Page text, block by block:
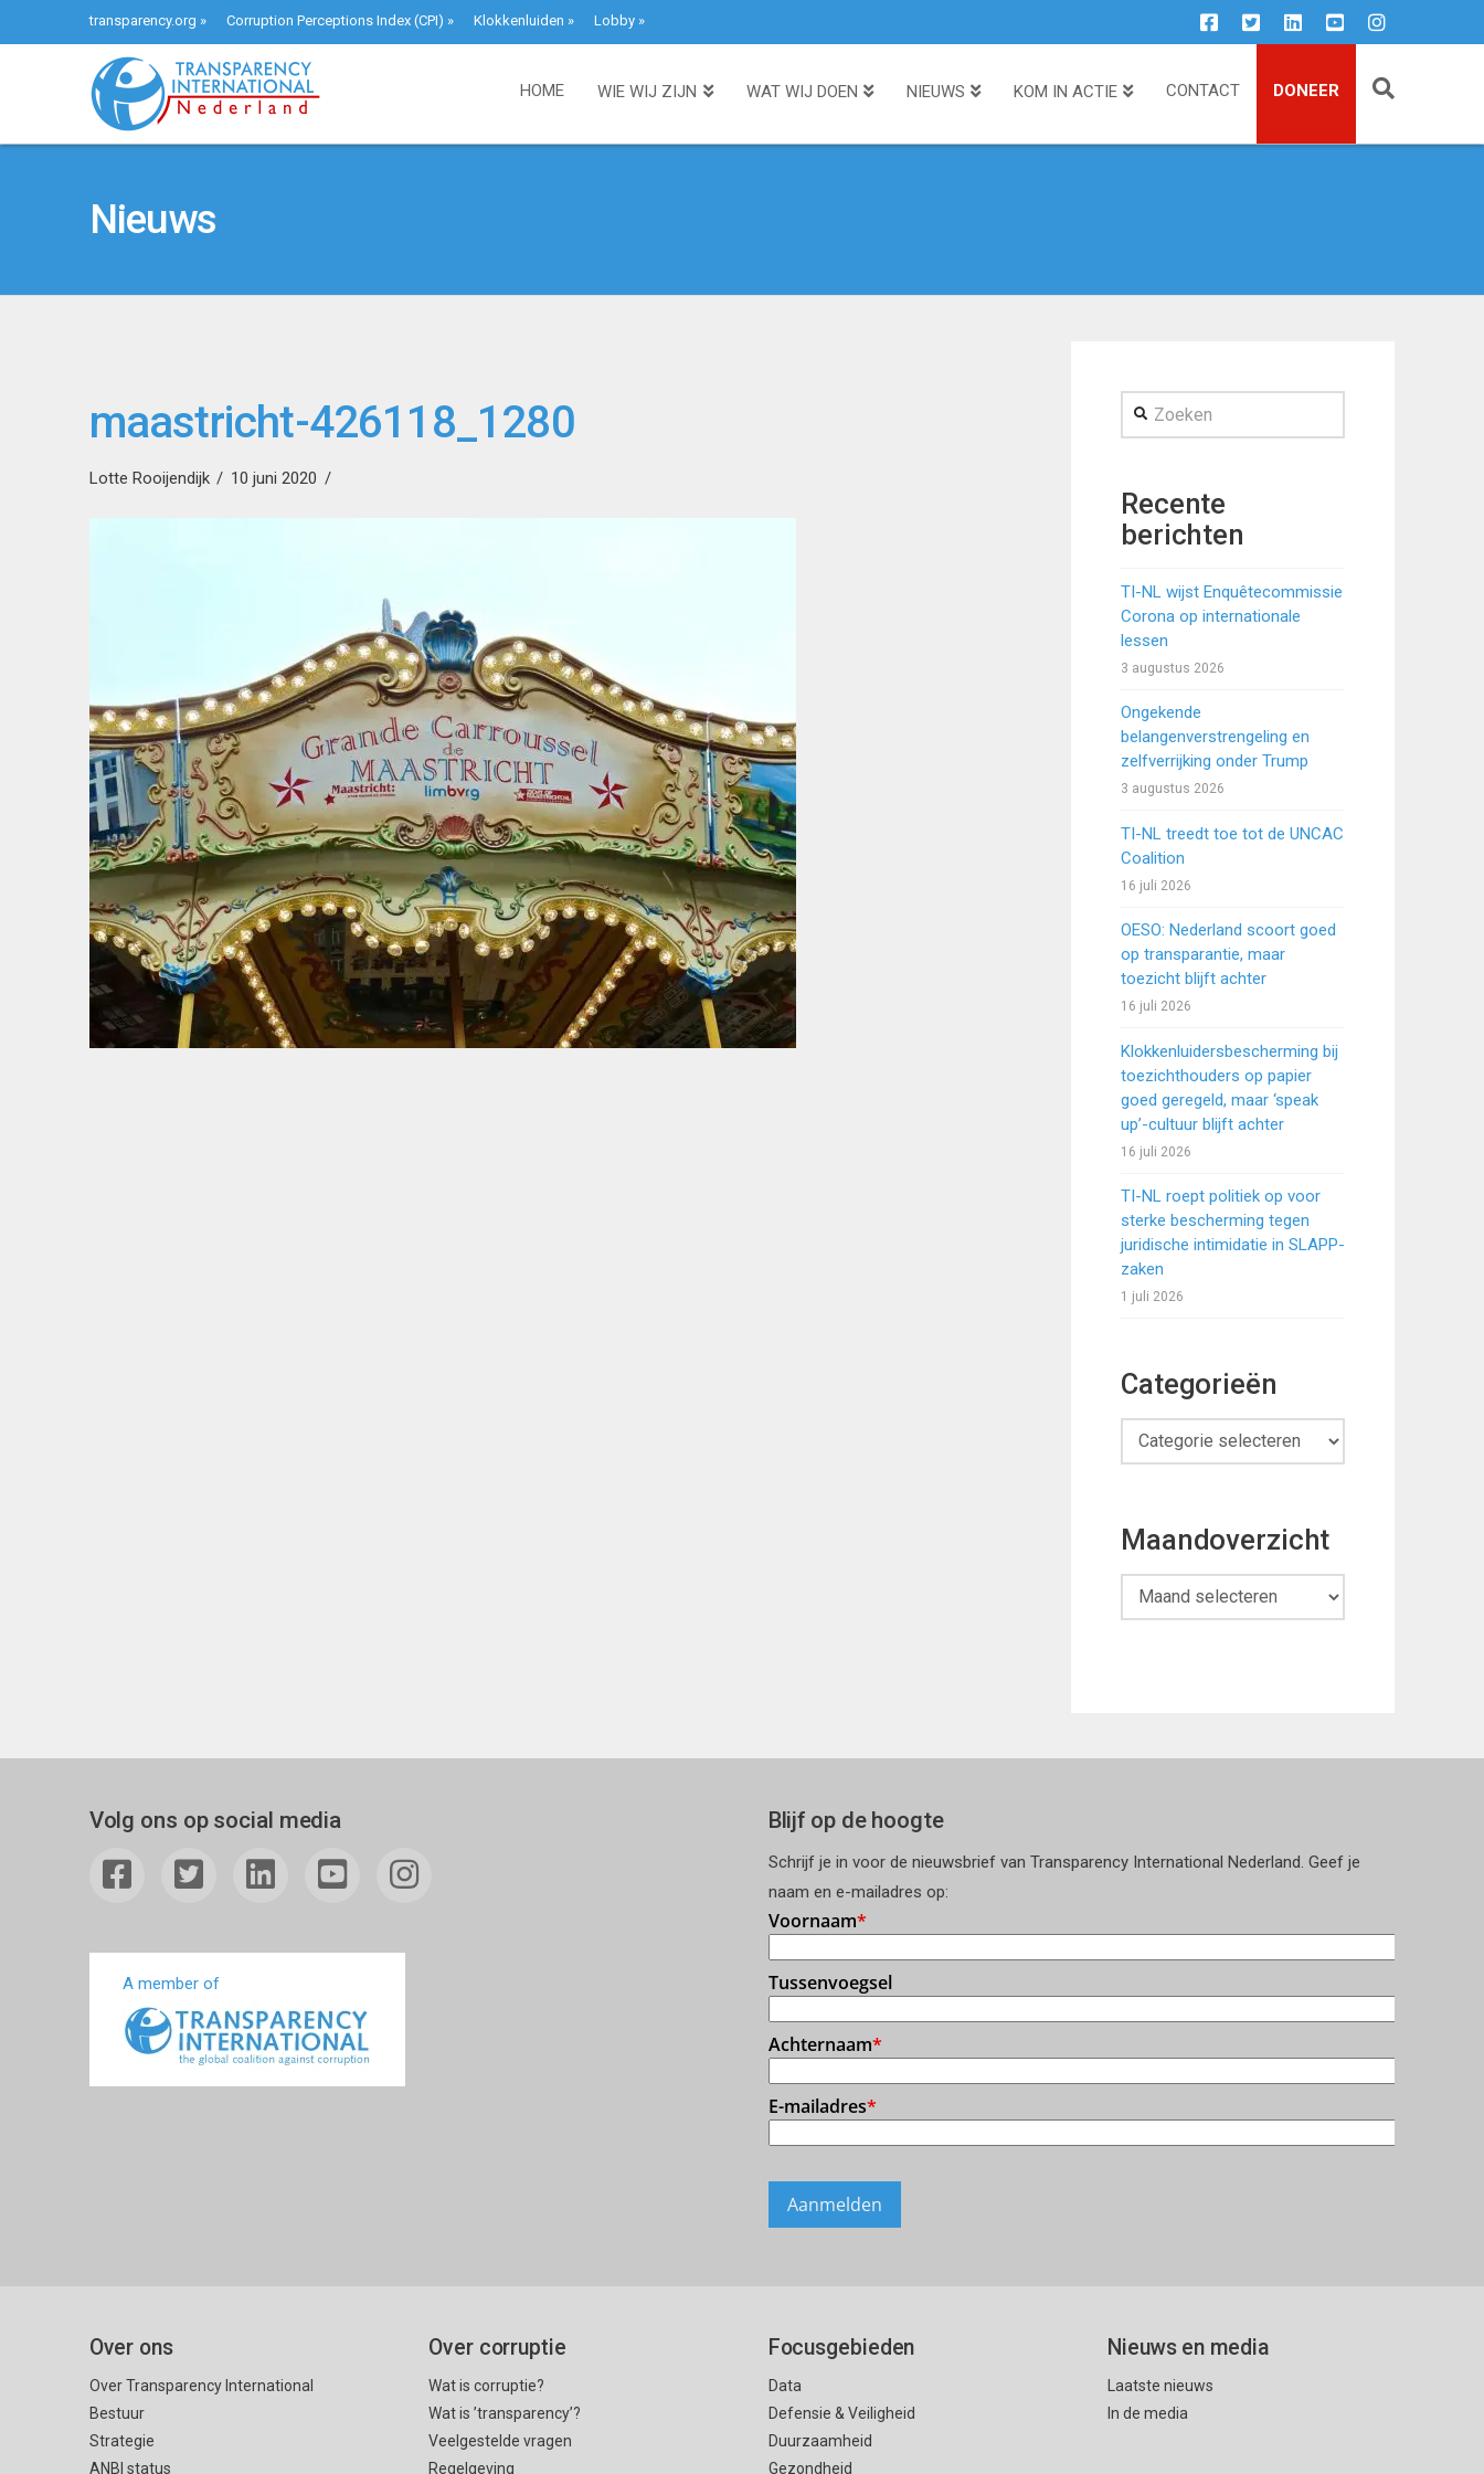
transparency.org » Corruption Perceptions Index (CPI) » Klokkenluiden » Lobby»
HOME WIE WIJ ZIJN WAT WIJ DOEN NIEUWS KOM IN ACTIE CONTACT DONEER
Nieuws
maastricht-426118_1280
Lotte Rooijendijk 10 juni 2020
Zoeken
Recente
berichten
TI-NL wijst Enquêtecommissie
Corona op internationale
lessen
3 augustus 2026
Ongekende
belangenverstrengeling en
zelfverrijking onder Trump
3 augustus 2026
TI-NL treedt toe tot de UNCAC
Coalition
16 juli 2026
OESO: Nederland scoort goed
op transparantie, maar
toezicht blijft achter
16 juli 2026
Klokkenluidersbescherming bij
toezichthouders op papier
goed geregeld, maar ‘speak
up’-cultuur blijft achter
16 juli 2026
TI-NL roept politiek op voor
sterke bescherming tegen
juridische intimidatie in SLAPP-
zaken
1 juli 2026
Categorieën
Categorieën
Maandoverzicht
Maandoverzicht
Volg ons op social media
A member of
Blijf op de hoogte
Schrijf je in voor de nieuwsbrief van Transparency International Nederland. Geef je
naam en e-mailadres op:
Over ons
Over Transparency International
Bestuur
Strategie
ANBI status
Over corruptie
Wat is corruptie?
Wat is ’transparency’?
Veelgestelde vragen
Regelgeving
Focusgebieden
Data
Defensie & Veiligheid
Duurzaamheid
Gezondheid
Nieuws en media
Laatste nieuws
In de media